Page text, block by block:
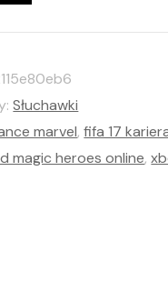
Słuchawki
marvel,fifa 17
magic heroes online,